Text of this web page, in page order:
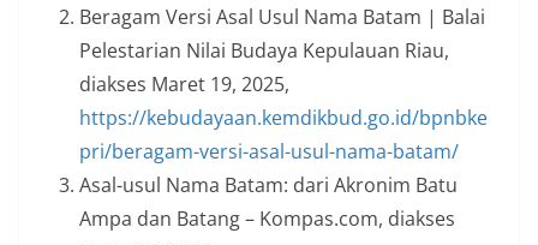
Beragam Versi Asal Usul Nama Batam | Balai
Pelestarian Nilai Budaya Kepulauan Riau,
diakses Maret 19, 2025,
https://kebudayaan.kemdikbud.go.id/bpnbke
pri/beragam-versi-asal-usul-nama-batam/
Asal-usul Nama Batam: dari Akronim Batu
Ampa dan Batang – Kompas.com, diakses